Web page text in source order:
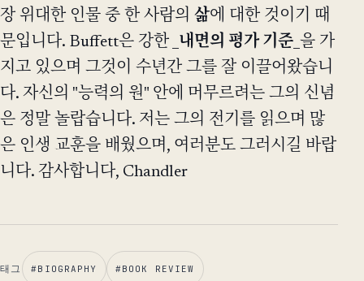
장 위대한 인물 중 한 사람의 삶에 대한 것이기 때
문입니다. Buffett은 강한 _ 내면의 평가 기준 _을 가
지고 있으며 그것이 수년간 그를 잘 이끌어왔습니
다. 자신의 "능력의 원" 안에 머무르려는 그의 신념
은 정말 놀랍습니다. 저는 그의 전기를 읽으며 많
은 인생 교훈을 배웠으며, 여러분도 그러시길 바랍
니다. 감사합니다, Chandler
태그 #BIOGRAPHY #BOOK REVIEW